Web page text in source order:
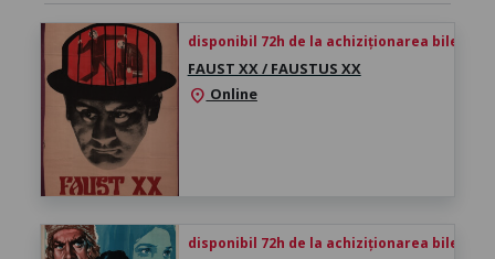
disponibil 72h de la achiziționarea biletului
FAUST XX / FAUSTUS XX
location_on Online
disponibil 72h de la achiziționarea biletului